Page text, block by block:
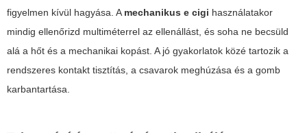
figyelmen kívül hagyása. A mechanikus e cigi használatakor
mindig ellenőrizd multiméterrel az ellenállást, és soha ne becsüld
alá a hőt és a mechanikai kopást. A jó gyakorlatok közé tartozik a
rendszeres kontakt tisztítás, a csavarok meghúzása és a gomb
karbantartása.